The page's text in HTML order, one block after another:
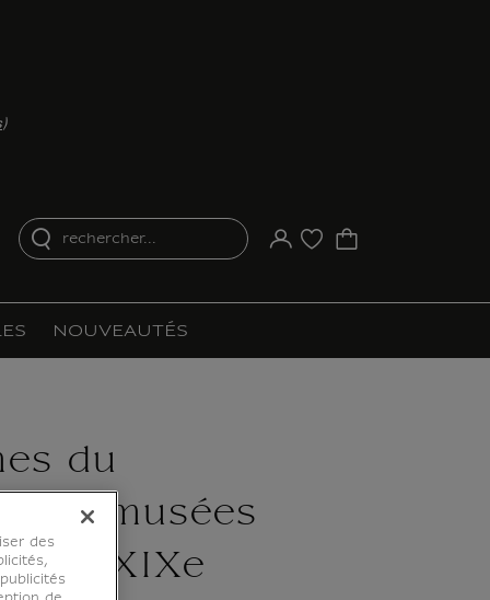
)
rechercher...
Votre compte
Liste d'achat
NOUVEAUTÉS
du
Les musées
du XIXe
des